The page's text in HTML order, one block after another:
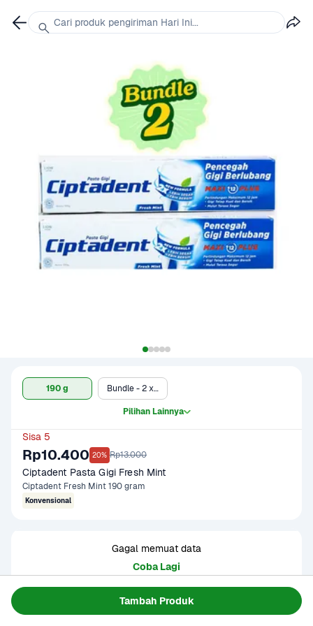
Tambah Produk
190 g Bundle - 2 x Ciptadent Fresh Mint 190 ml
Pilihan Lainnya
Sisa 5
Rp10.400 20% Rp13.000
Ciptadent Pasta Gigi Fresh Mint
Ciptadent Fresh Mint 190 gram
Konvensional
Gagal memuat data
Coba Lagi
Informasi Produk
Cari produk pengiriman Hari Ini...